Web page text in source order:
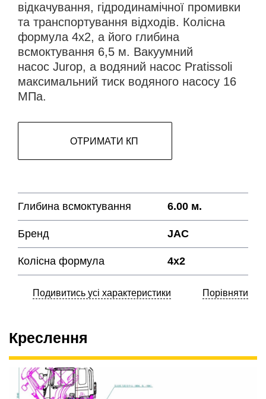
відкачування, гідродинамічної промивки
та транспортування відходів. Колісна
формула 4х2, а його глибина
всмоктування 6,5 м. Вакуумний
насос Jurop, а водяний насос Pratissoli
максимальний тиск водяного насосу 16
МПа.
ОТРИМАТИ КП
Глибина всмоктування 6.00 м.
Бренд JAC
Колісна формула 4х2
Подивитись усі характеристики Порівняти
Креслення